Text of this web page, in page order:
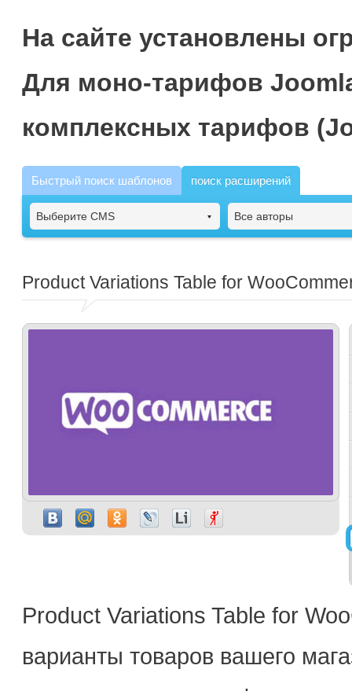
На сайте установлены
Для моно-тарифов
комплексных тарифов
Быстрый поиск шаблонов поиск расширений
Выберите CMS Все авторы
Product Variations Table for
Product Variations Table for
варианты товаров вашего